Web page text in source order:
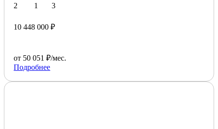
2
1
3
10 448 000 ₽
от 50 051 ₽/мес.
Подробнее